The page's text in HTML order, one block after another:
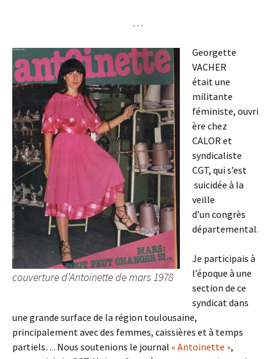
…
couverture d’Antoinette de mars 1978
Georgette
VACHER
était une
militante
féministe, ouvri
ère chez
CALOR et
syndicaliste
CGT, qui s’est
suicidée à la
veille
d’un congrès
départemental.
Je participais à
l’époque à une
section de ce
syndicat dans
une grande surface de la région toulousaine,
principalement avec des femmes, caissières et à temps
partiels… Nous soutenions le journal « Antoinette »,